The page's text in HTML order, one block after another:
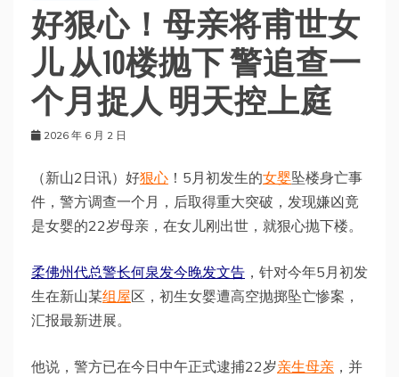
好狠心！母亲将甫世女
儿 从10楼抛下 警追查一
个月捉人 明天控上庭
2026 年 6 月 2 日
（新山2日讯）好狠心 ！5月初发生的女婴坠楼身亡事
件，警方调查一个月，后取得重大突破，发现嫌凶竟
是女婴的22岁母亲，在女儿刚出世，就狠心抛下楼。
柔佛州代总警长何泉发今晚发文告 ，针对今年5月初发
生在新山某组屋区，初生女婴遭高空抛掷坠亡惨案，
汇报最新进展。
他说，警方已在今日中午正式逮捕22岁亲生母亲 ，并